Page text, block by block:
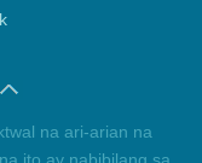
na ari-arian na
ito ay nabibilang sa